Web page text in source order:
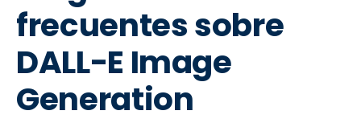
frecuentes sobre
DALL-E Image
Generation